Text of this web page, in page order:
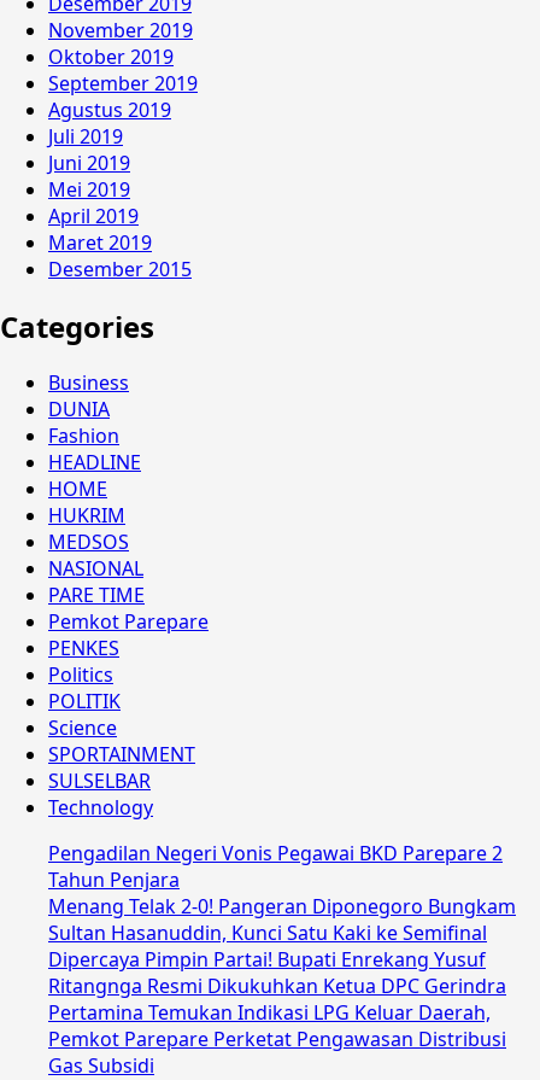
November 2019
Oktober 2019
September 2019
Agustus 2019
Juli 2019
Juni 2019
Mei 2019
April 2019
Maret 2019
Desember 2015
Categories
Business
DUNIA
Fashion
HEADLINE
HOME
HUKRIM
MEDSOS
NASIONAL
PARE TIME
Pemkot Parepare
PENKES
Politics
POLITIK
Science
SPORTAINMENT
SULSELBAR
Technology
Pengadilan Negeri Vonis Pegawai BKD Parepare 2
Tahun Penjara
Menang Telak 2-0! Pangeran Diponegoro Bungkam
Sultan Hasanuddin, Kunci Satu Kaki ke Semifinal
Dipercaya Pimpin Partai! Bupati Enrekang Yusuf
Ritangnga Resmi Dikukuhkan Ketua DPC Gerindra
Pertamina Temukan Indikasi LPG Keluar Daerah,
Pemkot Parepare Perketat Pengawasan Distribusi
Gas Subsidi